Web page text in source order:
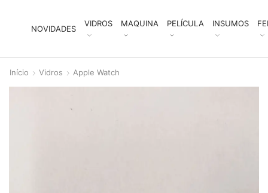
NOVIDADES
VIDROS MAQUINA PELÍCULA INSUMOS
Início Vidros Apple Watch